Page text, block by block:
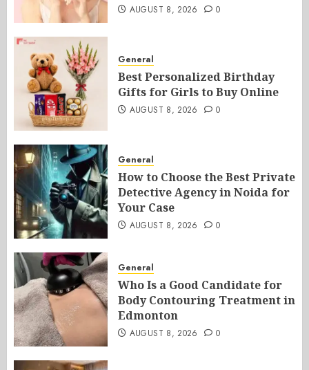
AUGUST 8, 2026 0
General
Best Personalized Birthday
Gifts for Girls to Buy Online
AUGUST 8, 2026 0
General
How to Choose the Best Private
Detective Agency in Noida for
Your Case
AUGUST 8, 2026 0
General
Who Is a Good Candidate for
Body Contouring Treatment in
Edmonton
AUGUST 8, 2026 0